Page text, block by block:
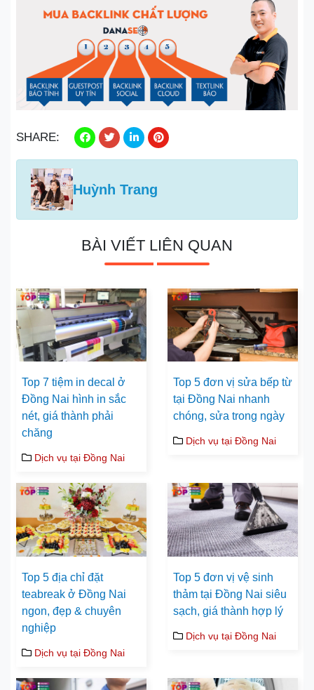
SHARE:
Huỳnh Trang
BÀI VIẾT LIÊN QUAN
Top 7 tiệm in decal ở
Đồng Nai hình in sắc
nét, giá thành phải
chăng
Dịch vụ tại Đồng Nai
Top 5 đơn vị sửa bếp từ
tại Đồng Nai nhanh
chóng, sửa trong ngày
Dịch vụ tại Đồng Nai
Top 5 địa chỉ đặt
teabreak ở Đồng Nai
ngon, đẹp & chuyên
nghiệp
Dịch vụ tại Đồng Nai
Top 5 đơn vị vệ sinh
thảm tại Đồng Nai siêu
sạch, giá thành hợp lý
Dịch vụ tại Đồng Nai